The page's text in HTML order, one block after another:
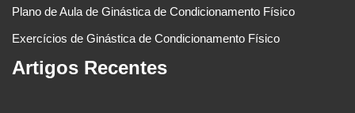
Plano de Aula de Ginástica de Condicionamento Físico
Exercícios de Ginástica de Condicionamento Físico
Artigos Recentes